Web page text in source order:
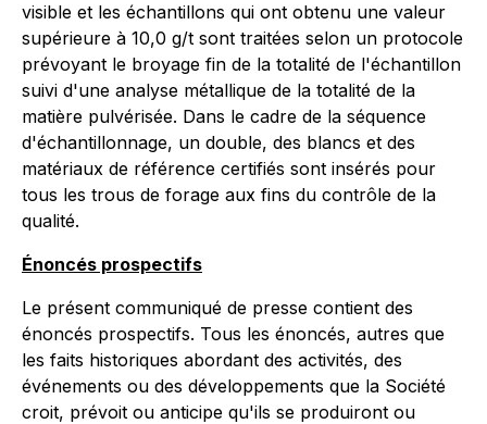
visible et les échantillons qui ont obtenu une valeur
supérieure à 10,0 g/t sont traitées selon un protocole
prévoyant le broyage fin de la totalité de l'échantillon
suivi d'une analyse métallique de la totalité de la
matière pulvérisée. Dans le cadre de la séquence
d'échantillonnage, un double, des blancs et des
matériaux de référence certifiés sont insérés pour
tous les trous de forage aux fins du contrôle de la
qualité.
Énoncés prospectifs
Le présent communiqué de presse contient des
énoncés prospectifs. Tous les énoncés, autres que
les faits historiques abordant des activités, des
événements ou des développements que la Société
croit, prévoit ou anticipe qu'ils se produiront ou